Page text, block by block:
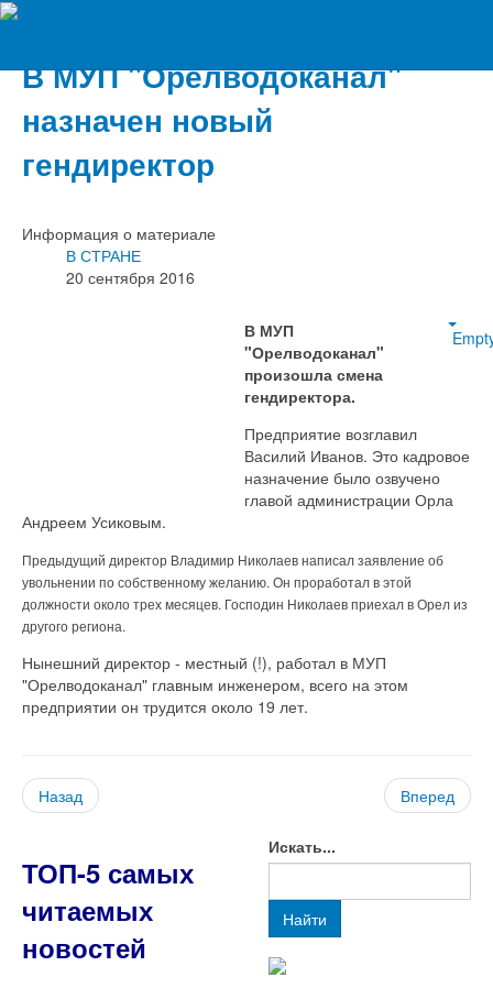
В МУП "Орелводоканал"
назначен новый
гендиректор
Информация о материале
В СТРАНЕ
20 сентября 2016
В МУП
"Орелводоканал"
произошла смена
гендиректора.
Предприятие возглавил
Василий Иванов. Это кадровое
назначение было озвучено
главой администрации Орла
Андреем Усиковым.
Предыдущий директор Владимир Николаев написал заявление об
увольнении по собственному желанию. Он проработал в этой
должности около трех месяцев. Господин Николаев приехал в Орел из
другого региона.
Нынешний директор - местный (!), работал в МУП
"Орелводоканал" главным инженером, всего на этом
предприятии он трудится около 19 лет.
Назад Вперед
ТОП-5 самых
читаемых
новостей
Искать...
Найти